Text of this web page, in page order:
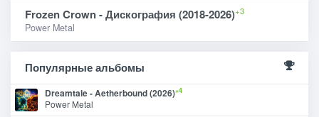
Frozen Crown - Дискография (2018-2026)+3
Power Metal
Популярные альбомы
Dreamtale - Aetherbound (2026)+4
Power Metal